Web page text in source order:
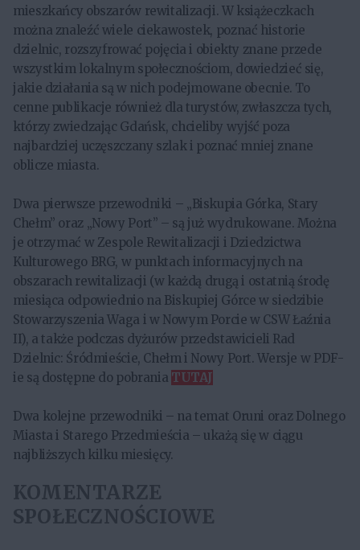
mieszkańcy obszarów rewitalizacji. W książeczkach
można znaleźć wiele ciekawostek, poznać historie
dzielnic, rozszyfrować pojęcia i obiekty znane przede
wszystkim lokalnym społecznościom, dowiedzieć się,
jakie działania są w nich podejmowane obecnie. To
cenne publikacje również dla turystów, zwłaszcza tych,
którzy zwiedzając Gdańsk, chcieliby wyjść poza
najbardziej uczęszczany szlak i poznać mniej znane
oblicze miasta.
Dwa pierwsze przewodniki – „Biskupia Górka, Stary
Chełm” oraz „Nowy Port” – są już wydrukowane. Można
je otrzymać w Zespole Rewitalizacji i Dziedzictwa
Kulturowego BRG, w punktach informacyjnych na
obszarach rewitalizacji (w każdą drugą i ostatnią środę
miesiąca odpowiednio na Biskupiej Górce w siedzibie
Stowarzyszenia Waga i w Nowym Porcie w CSW Łaźnia
II), a także podczas dyżurów przedstawicieli Rad
Dzielnic: Śródmieście, Chełm i Nowy Port. Wersje w PDF-
ie są dostępne do pobrania TUTAJ
Dwa kolejne przewodniki – na temat Oruni oraz Dolnego
Miasta i Starego Przedmieścia – ukażą się w ciągu
najbliższych kilku miesięcy.
KOMENTARZE
SPOŁECZNOŚCIOWE